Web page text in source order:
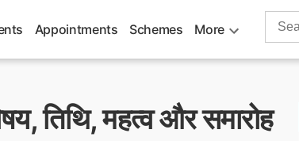
Appointments Schemes More
Search
तिथि, महत्व और समारोह